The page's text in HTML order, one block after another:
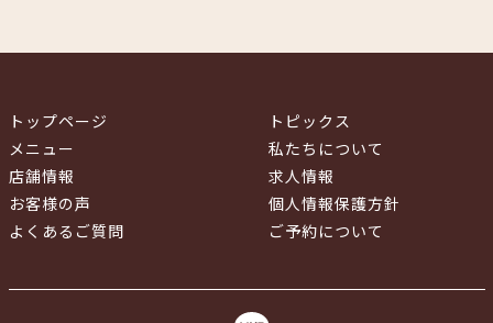
トップページ
メニュー
店舗情報
お客様の声
よくあるご質問
トピックス
私たちについて
求人情報
個人情報保護方針
ご予約について